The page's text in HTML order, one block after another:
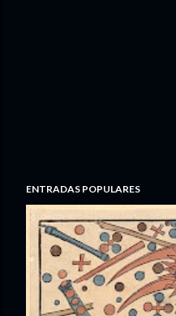
ENTRADAS POPULARES